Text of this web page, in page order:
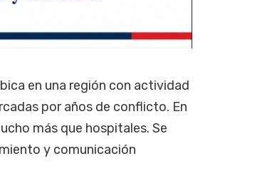
en una región con actividad
por años de conflicto. En
más que hospitales. Se
y comunicación